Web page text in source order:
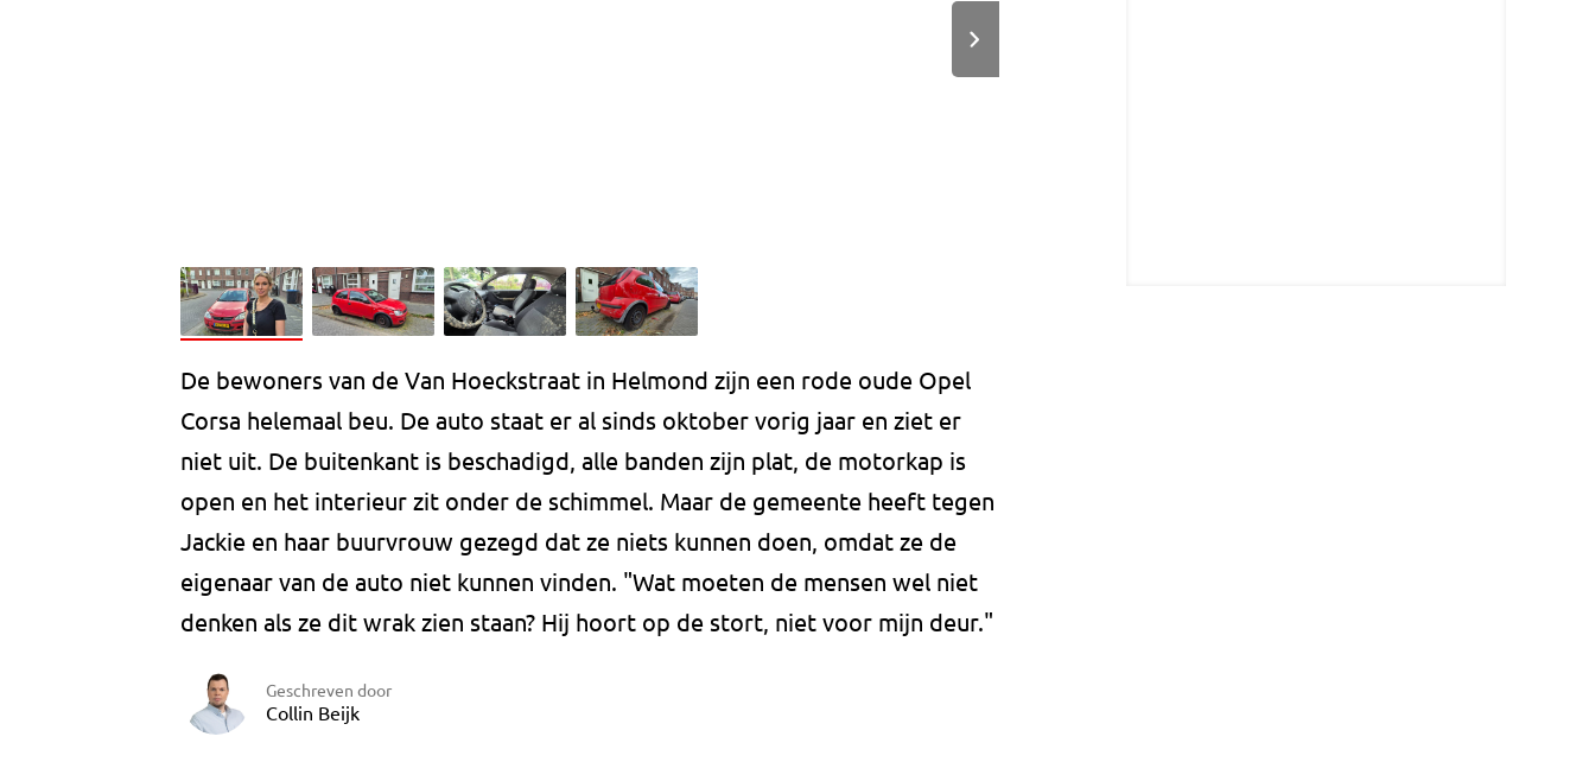
De bewoners van de Van Hoeckstraat in Helmond zijn een rode oude Opel
Corsa helemaal beu. De auto staat er al sinds oktober vorig jaar en ziet er
niet uit. De buitenkant is beschadigd, alle banden zijn plat, de motorkap is
open en het interieur zit onder de schimmel. Maar de gemeente heeft tegen
Jackie en haar buurvrouw gezegd dat ze niets kunnen doen, omdat ze de
eigenaar van de auto niet kunnen vinden. "Wat moeten de mensen wel niet
denken als ze dit wrak zien staan? Hij hoort op de stort, niet voor mijn deur."
Geschreven door
Collin Beijk